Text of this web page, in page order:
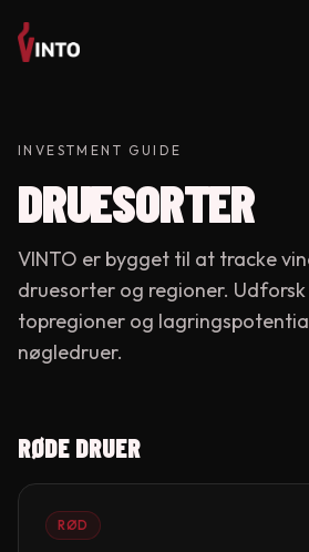
INVESTMENT GUIDE
DRUESORTER
VINTO er bygget til at tracke
druesorter og regioner.
top­regioner og
nøgledruer.
RØDE DRUER
RØD